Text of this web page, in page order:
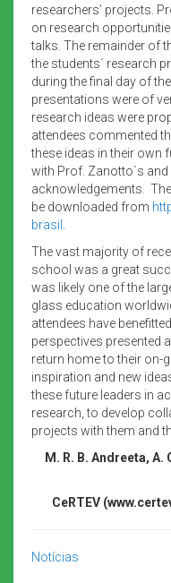
researchers’ projects.
on research
talks. The remainder of
the students´ research
during the final day of
presentations were of
research ideas were
attendees commented
these ideas in their own
with Prof. Zanotto´s and
acknowledgements.
be downloaded from
brasil
The vast majority of
school was a great
was likely one of the
glass education
attendees have
perspectives presented
return home to their on-
inspiration and new
these future leaders in
research, to develop
projects with them and
M. R. B. Andreeta,
CeRT EV (
Notícias